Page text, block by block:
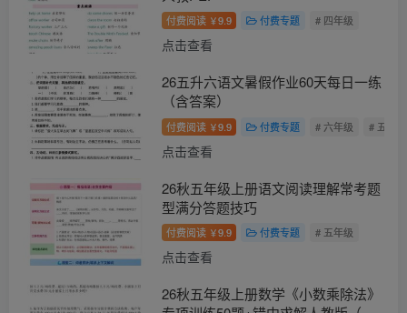
付费阅读 ￥9.9 付费专题 # 四年级
点击查看
26五升六语文暑假作业60天每日一练
（含答案）
付费阅读 ￥9.9 付费专题 # 六年级 # 五年级
点击查看
26秋五年级上册语文阅读理解常考题
型满分答题技巧
付费阅读 ￥9.9 付费专题 # 五年级
点击查看
26秋五年级上册数学《小数乘除法》